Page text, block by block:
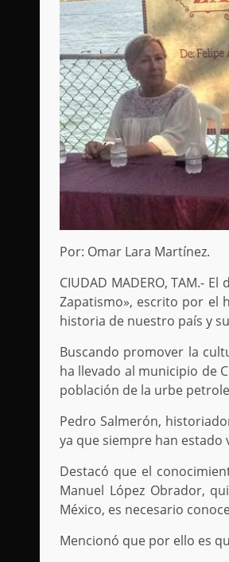
Por: Omar Lara Martínez.
CIUDAD MADERO, TAM.-
Zapatismo», escrito por el
historia de nuestro país y
Buscando promover la
ha llevado al municipio de
población de la urbe
Pedro Salmerón,
ya que siempre han estado
Destacó que el
Manuel López Obrador,
México, es necesario
Mencionó que por ello es